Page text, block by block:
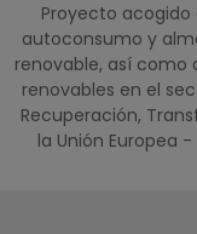
Proyecto
autoconsumo y
renovable, así como
renovables en el
Recuperación,
la Unión Europea